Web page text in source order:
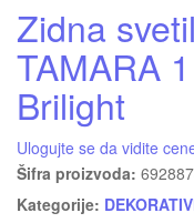
Zidna
TAMARA
Brilight
Ulogujte se da vidite
Šifra proizvoda:
Kategorije: